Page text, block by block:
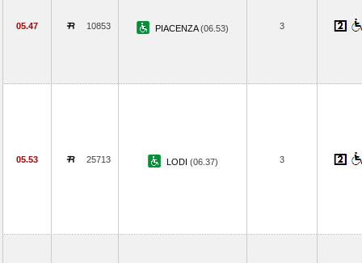
05.47 10853 PIACENZA(06.53) 3
05.53 25713 LODI (06.37) 3